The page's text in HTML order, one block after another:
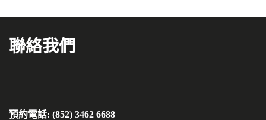
聯絡我們
預約電話: (852) 3462 6688